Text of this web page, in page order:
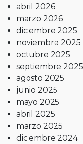
abril 2026
marzo 2026
diciembre 2025
noviembre 2025
octubre 2025
septiembre 2025
agosto 2025
junio 2025
mayo 2025
abril 2025
marzo 2025
diciembre 2024